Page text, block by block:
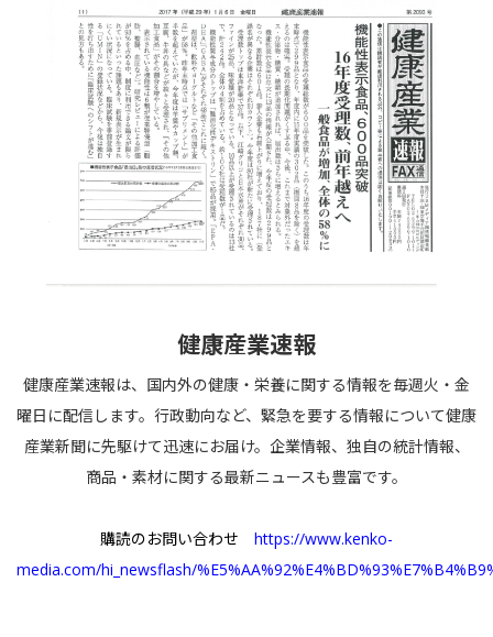
健康産業速報
健康産業速報は、国内外の健康・栄養に関する情報を毎週火・金
曜日に配信します。行政動向など、緊急を要する情報について健康
産業新聞に先駆けて迅速にお届け。企業情報、独自の統計情報、
商品・素材に関する最新ニュースも豊富です。
購読のお問い合わせ https://www.kenko-
media.com/hi_newsflash/